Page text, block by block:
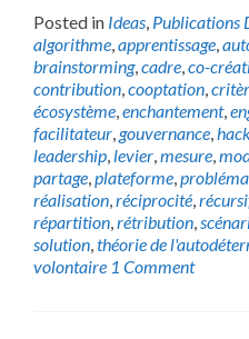
Posted in Ideas, Publications
algorithme,apprentissage,
brainstorming,cadre,co-
contribution,cooptation,
écosystème,enchantement,
facilitateur,gouvernance,
leadership, levier,mesure,
partage,plateforme,
réalisation,réciprocité,
répartition,rétribution,
solution,théorie de
volontaire 1 Comment